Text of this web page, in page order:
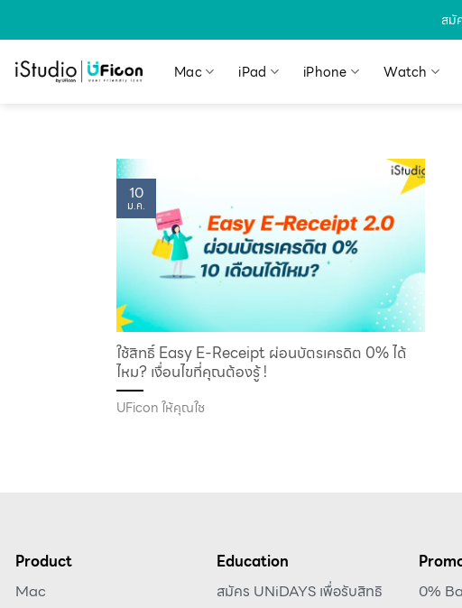
สมั
Mac iPad iPhone Watch
ใช้สิทธิ์ Easy E-Receipt ผ่อนบัตรเครดิต 0% ได้
ไหม? เงื่อนไขที่คุณต้องรู้ !
UFicon ให้คุณใช
10
ม.ค.
Product
Mac
Education
สมัคร UNiDAYS เพื่อรับสิทธิ
0%